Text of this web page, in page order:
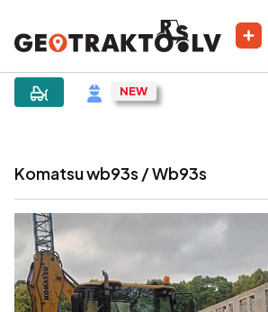
|Sludinājums
Komatsu wb93s / Wb93s